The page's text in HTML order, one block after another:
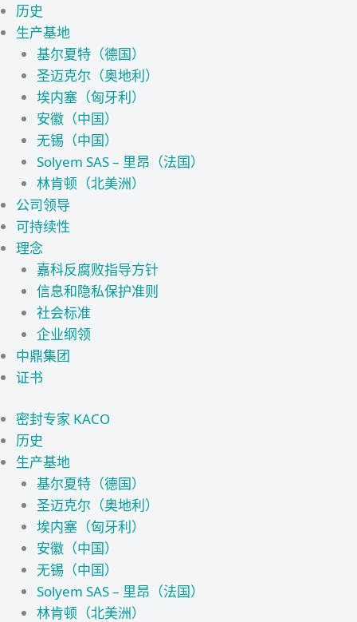
历史
生产基地
基尔夏特（德国）
圣迈克尔（奥地利）
埃内塞（匈牙利）
安徽（中国）
无锡（中国）
Solyem SAS – 里昂（法国）
林肯顿（北美洲）
公司领导
可持续性
理念
嘉科反腐败指导方针
信息和隐私保护准则
社会标准
企业纲领
中鼎集团
证书
密封专家 KACO
历史
生产基地
基尔夏特（德国）
圣迈克尔（奥地利）
埃内塞（匈牙利）
安徽（中国）
无锡（中国）
Solyem SAS – 里昂（法国）
林肯顿（北美洲）